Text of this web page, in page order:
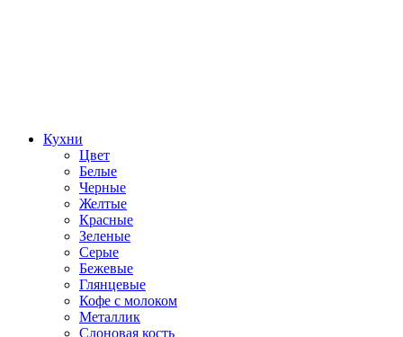
Кухни
Цвет
Белые
Черные
Желтые
Красные
Зеленые
Серые
Бежевые
Глянцевые
Кофе с молоком
Металлик
Слоновая кость